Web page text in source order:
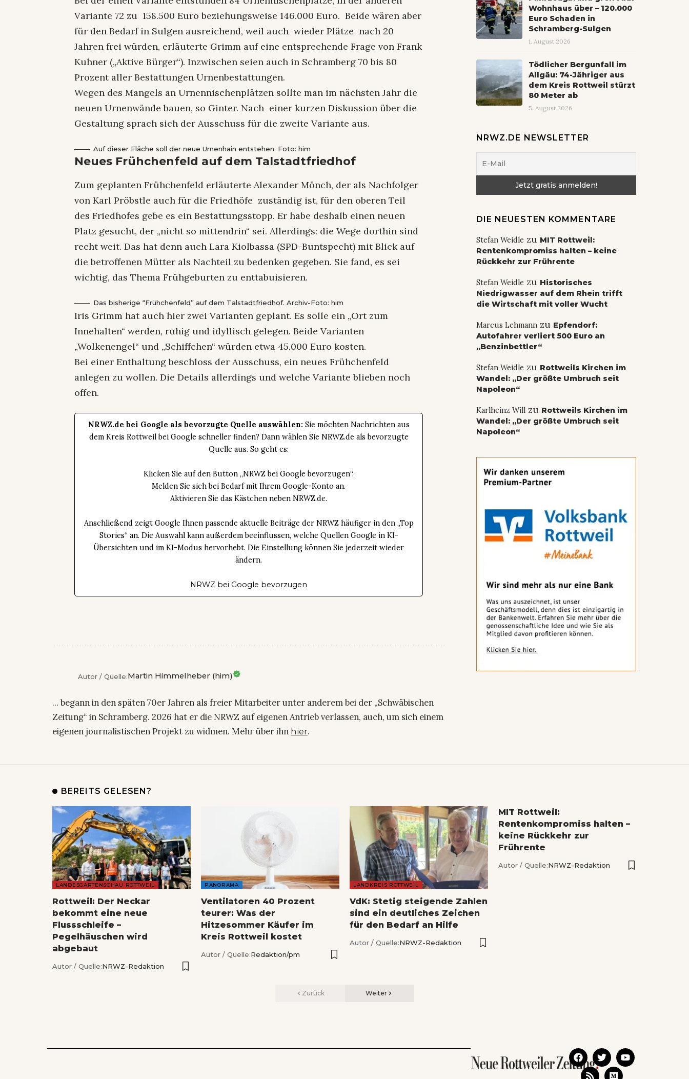
Variante 72 zu 158.500 Euro beziehungsweise 146.000 Euro. Beide wären aber
für den Bedarf in Sulgen ausreichend, weil auch wieder Plätze nach 20
Jahren frei würden, erläuterte Grimm auf eine entsprechende Frage von Frank
Kuhner („Aktive Bürger“). Inzwischen seien auch in Schramberg 70 bis 80
Prozent aller Bestattungen Urnenbestattungen.
Wegen des Mangels an Urnennischenplätzen sollte man im nächsten Jahr die
neuen Urnenwände bauen, so Ginter. Nach einer kurzen Diskussion über die
Gestaltung sprach sich der Ausschuss für die zweite Variante aus.
Auf dieser Fläche soll der neue Urnenhain entstehen. Foto: him
Neues Frühchenfeld auf dem Talstadtfriedhof
Zum geplanten Frühchenfeld erläuterte Alexander Mönch, der als Nachfolger
von Karl Pröbstle auch für die Friedhöfe zuständig ist, für den oberen Teil
des Friedhofes gebe es ein Bestattungsstopp. Er habe deshalb einen neuen
Platz gesucht, der „nicht so mittendrin“ sei. Allerdings: die Wege dorthin sind
recht weit. Das hat denn auch Lara Kiolbassa (SPD-Buntspecht) mit Blick auf
die betroffenen Mütter als Nachteil zu bedenken gegeben. Sie fand, es sei
wichtig, das Thema Frühgeburten zu enttabuisieren.
Das bisherige “Frühchenfeld” auf dem Talstadtfriedhof. Archiv-Foto: him
Iris Grimm hat auch hier zwei Varianten geplant. Es solle ein „Ort zum
Innehalten“ werden, ruhig und idyllisch gelegen. Beide Varianten
„Wolkenengel“ und „Schiffchen“ würden etwa 45.000 Euro kosten.
Bei einer Enthaltung beschloss der Ausschuss, ein neues Frühchenfeld
anlegen zu wollen. Die Details allerdings und welche Variante blieben noch
offen.
NRWZ.de bei Google als bevorzugte Quelle auswählen: Sie möchten Nachrichten aus
dem Kreis Rottweil bei Google schneller finden? Dann wählen Sie NRWZ.de als bevorzugte
Quelle aus. So geht es:
Klicken Sie auf den Button „NRWZ bei Google bevorzugen“.
Melden Sie sich bei Bedarf mit Ihrem Google-Konto an.
Aktivieren Sie das Kästchen neben NRWZ.de.
Anschließend zeigt Google Ihnen passende aktuelle Beiträge der NRWZ häufiger in den „Top
Stories“ an. Die Auswahl kann außerdem beeinflussen, welche Quellen Google in KI-
Übersichten und im KI-Modus hervorhebt. Die Einstellung können Sie jederzeit wieder
ändern.
NRWZ bei Google bevorzugen
Autor / Quelle:Martin Himmelheber (him)
... begann in den späten 70er Jahren als freier Mitarbeiter unter anderem bei der „Schwäbischen
Zeitung“ in Schramberg. 2026 hat er die NRWZ auf eigenen Antrieb verlassen, auch, um sich einem
eigenen journalistischen Projekt zu widmen. Mehr über ihn hier.
Wohnhaus über – 120.000
Euro Schaden in
Schramberg-Sulgen
1. August 2026
Tödlicher Bergunfall im
Allgäu: 74-Jähriger aus
dem Kreis Rottweil stürzt
80 Meter ab
5. August 2026
NRWZ.DE NEWSLETTER
DIE NEUESTEN KOMMENTARE
Stefan Weidle zu MIT Rottweil:
Rentenkompromiss halten – keine
Rückkehr zur Frührente
Stefan Weidle zu Historisches
Niedrigwasser auf dem Rhein trifft
die Wirtschaft mit voller Wucht
Marcus Lehmannzu Epfendorf:
Autofahrer verliert 500 Euro an
„Benzinbettler“
Stefan Weidle zu Rottweils Kirchen im
Wandel: „Der größte Umbruch seit
Napoleon“
Karlheinz Willzu Rottweils Kirchen im
Wandel: „Der größte Umbruch seit
Napoleon“
BEREITS GELESEN?
LANDESGARTENSCHAU ROTTWEIL
Rottweil: Der Neckar
bekommt eine neue
Flussschleife –
Pegelhäuschen wird
abgebaut
Autor / Quelle:NRWZ-Redaktion
PANORAMA
Ventilatoren 40 Prozent
teurer: Was der
Hitzesommer Käufer im
Kreis Rottweil kostet
Autor / Quelle:Redaktion/pm
LANDKREIS ROTTWEIL
VdK: Stetig steigende Zahlen
sind ein deutliches Zeichen
für den Bedarf an Hilfe
Autor / Quelle:NRWZ-Redaktion
MIT Rottweil:
Rentenkompromiss halten –
keine Rückkehr zur
Frührente
Autor / Quelle:NRWZ-Redaktion
Zurück Weiter